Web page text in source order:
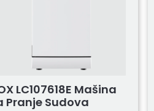
LC107618E Mašina
Pranje Sudova